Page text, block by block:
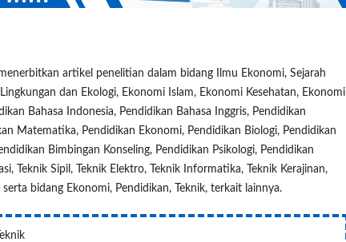
artikel penelitian dalam bidang Ilmu Ekonomi, Sejarah
dan Ekologi, Ekonomi Islam, Ekonomi Kesehatan, Ekonomi
Bahasa Indonesia, Pendidikan Bahasa Inggris, Pendidikan
Matematika, Pendidikan Ekonomi, Pendidikan Biologi, Pendidikan
Bimbingan Konseling, Pendidikan Psikologi, Pendidikan
Teknik Sipil, Teknik Elektro, Teknik Informatika, Teknik Kerajinan,
bidang Ekonomi, Pendidikan, Teknik, terkait lainnya.